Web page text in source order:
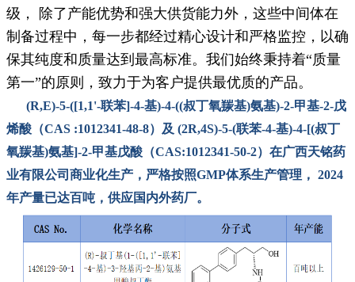
级， 除了产能优势和强大供货能力外，这些中间体在
制备过程中，每一步都经过精心设计和严格监控，以确
保其纯度和质量达到最高标准。我们始终秉持着“质量
第一”的原则，致力于为客户提供最优质的产品。
(R,E)-5-([1,1'-联苯]-4-基)-4-((叔丁氧羰基)氨基)-2-甲基-2-戊
烯酸（CAS :1012341-48-8）及 (2R,4S)-5-(联苯-4-基)-4-[(叔丁
氧羰基)氨基]-2-甲基戊酸（CAS:1012341-50-2）在广西天铭药
业有限公司商业化生产，严格按照GMP体系生产管理， 2024
年产量已达百吨，供应国内外药厂。